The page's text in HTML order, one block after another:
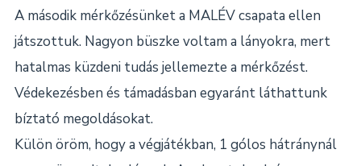
A második mérkőzésünket a MALÉV csapata ellen
játszottuk. Nagyon büszke voltam a lányokra, mert
hatalmas küzdeni tudás jellemezte a mérkőzést.
Védekezésben és támadásban egyaránt láthattunk
bíztató megoldásokat.
Külön öröm, hogy a végjátékban, 1 gólos hátránynál